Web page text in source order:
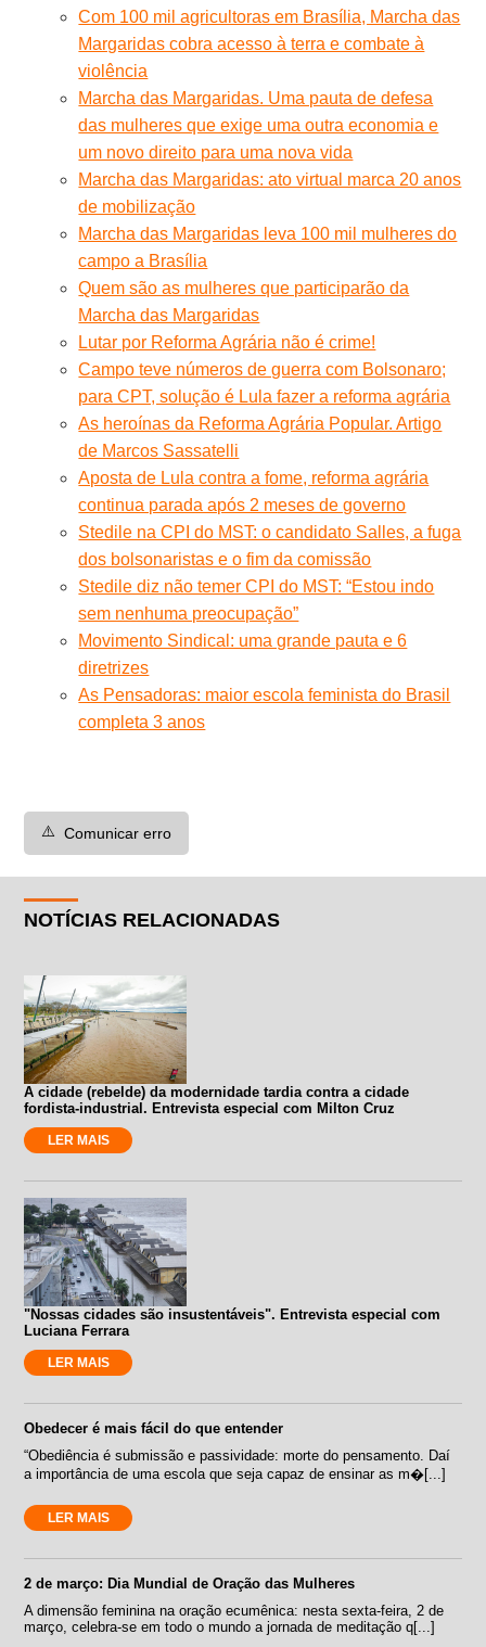
Com 100 mil agricultoras em Brasília, Marcha das
Margaridas cobra acesso à terra e combate à
violência
Marcha das Margaridas. Uma pauta de defesa
das mulheres que exige uma outra economia e
um novo direito para uma nova vida
Marcha das Margaridas: ato virtual marca 20 anos
de mobilização
Marcha das Margaridas leva 100 mil mulheres do
campo a Brasília
Quem são as mulheres que participarão da
Marcha das Margaridas
Lutar por Reforma Agrária não é crime!
Campo teve números de guerra com Bolsonaro;
para CPT, solução é Lula fazer a reforma agrária
As heroínas da Reforma Agrária Popular. Artigo
de Marcos Sassatelli
Aposta de Lula contra a fome, reforma agrária
continua parada após 2 meses de governo
Stedile na CPI do MST: o candidato Salles, a fuga
dos bolsonaristas e o fim da comissão
Stedile diz não temer CPI do MST: “Estou indo
sem nenhuma preocupação”
Movimento Sindical: uma grande pauta e 6
diretrizes
As Pensadoras: maior escola feminista do Brasil
completa 3 anos
⚠️ Comunicar erro
NOTÍCIAS RELACIONADAS
A cidade (rebelde) da modernidade tardia contra a cidade
fordista-industrial. Entrevista especial com Milton Cruz
LER MAIS
"Nossas cidades são insustentáveis". Entrevista especial com
Luciana Ferrara
LER MAIS
Obedecer é mais fácil do que entender
“Obediência é submissão e passividade: morte do pensamento. Daí
a importância de uma escola que seja capaz de ensinar as m�[...]
LER MAIS
2 de março: Dia Mundial de Oração das Mulheres
A dimensão feminina na oração ecumênica: nesta sexta-feira, 2 de
março, celebra-se em todo o mundo a jornada de meditação q[...]